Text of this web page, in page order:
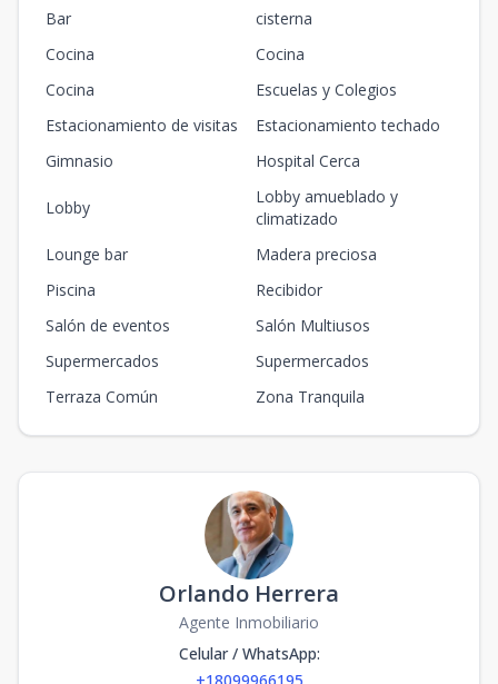
Bar
cisterna
Cocina
Cocina
Cocina
Escuelas y Colegios
Estacionamiento de visitas
Estacionamiento techado
Gimnasio
Hospital Cerca
Lobby
Lobby amueblado y
climatizado
Lounge bar
Madera preciosa
Piscina
Recibidor
Salón de eventos
Salón Multiusos
Supermercados
Supermercados
Terraza Común
Zona Tranquila
Orlando Herrera
Agente Inmobiliario
Celular / WhatsApp: